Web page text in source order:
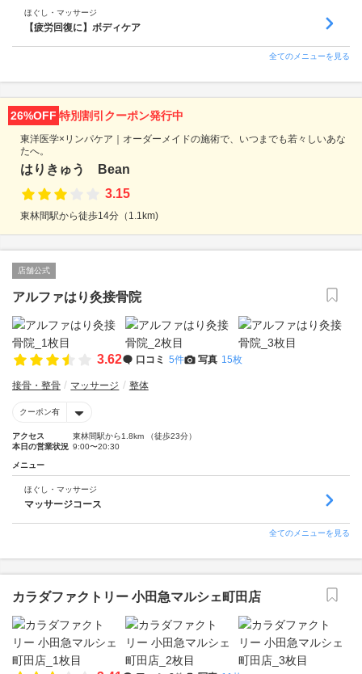
ほぐし・マッサージ
【疲労回復に】ボディケア
全てのメニューを見る
26%OFF 特別割引クーポン発行中
東洋医学×リンパケア｜オーダーメイドの施術で、いつまでも若々しいあな
たへ。
はりきゅう Bean
3.15
東林間駅から徒歩14分（1.1km)
店舗公式
アルファはり灸接骨院
3.62 口コミ 5件 写真 15枚
接骨・整骨 マッサージ 整体
クーポン有
アクセス
東林間駅から1.8km （徒歩23分）
本日の営業状況 9:00〜20:30
メニュー
ほぐし・マッサージ
マッサージコース
全てのメニューを見る
カラダファクトリー 小田急マルシェ町田店